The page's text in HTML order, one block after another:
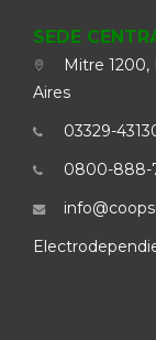
SEDE
Mitre 1200,
Aires
03329-
0800-888-